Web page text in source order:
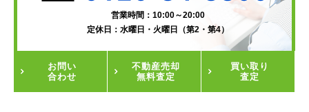
営業時間：10:00～20:00
定休日：水曜日・火曜日（第2・第4）
お問い
合わせ
不動産売却
無料査定
買い取り
査定